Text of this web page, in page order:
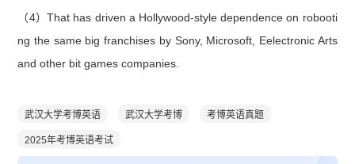
（4）That has driven a Hollywood-style dependence on robooti
ng the same big franchises by Sony, Microsoft, Eelectronic Arts
and other bit games companies.
武汉大学考博英语 武汉大学考博 考博英语真题
2025年考博英语考试